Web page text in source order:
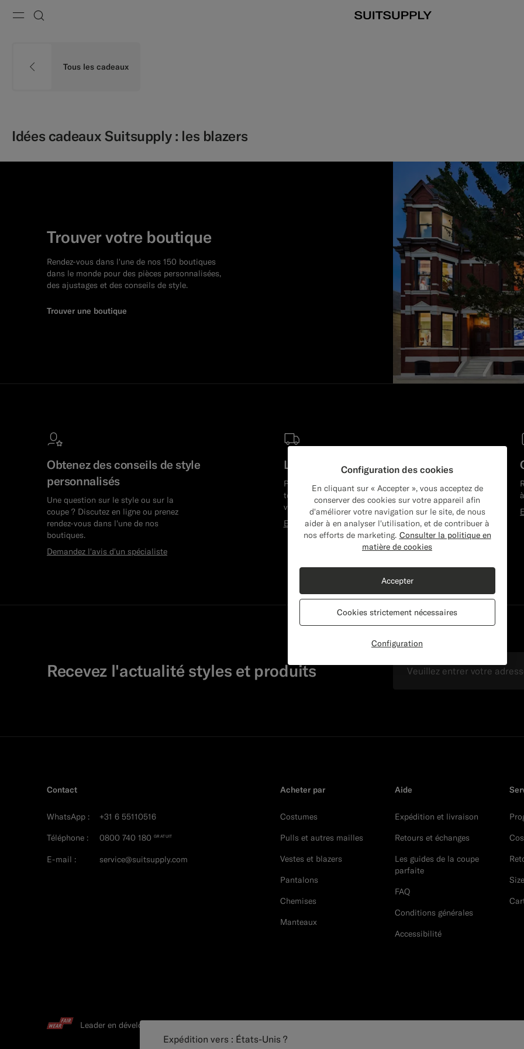
Tous les cadeaux
Idées cadeaux Suitsupply : les blazers
Trouver votre boutique
Rendez-vous dans l'une de nos 150 boutiques
dans le monde pour des pièces personnalisées,
des ajustages et des conseils de style.
Trouver une boutique
Obtenez des conseils de style
personnalisés
Une question sur le style ou sur la
coupe ? Discutez en ligne ou prenez
rendez-vous dans l'une de nos
boutiques.
Demandez l'avis d'un spécialiste
Livraison et retour gratuits
Profitez de la livraison gratuite pour
toutes les commandes, Ou venez retirer
vos achats dans votre boutique.
En savoir plus
Recevez l'actualité styles et produits
Contact
WhatsApp :
+31 6 55110516
Téléphone :
0800 740 180 GRATUIT
E-mail : service@suitsupply.com
Acheter par
Costumes
Pulls et autres mailles
Vestes et blazers
Pantalons
Chemises
Manteaux
Aide
Expédition et livraison
Retours et échanges
Les guides de la coupe
parfaite
FAQ
Conditions générales
Accessibilité
Leader en développement durable
Expédition vers : États-Unis ?
Configuration des cookies
En cliquant sur « Accepter », vous acceptez de
conserver des cookies sur votre appareil afin
d'améliorer votre navigation sur le site, de nous
aider à en analyser l'utilisation, et de contribuer à
nos efforts de marketing. Consulter la politique en
matière de cookies
Configuration
Cookies strictement nécessaires
Accepter